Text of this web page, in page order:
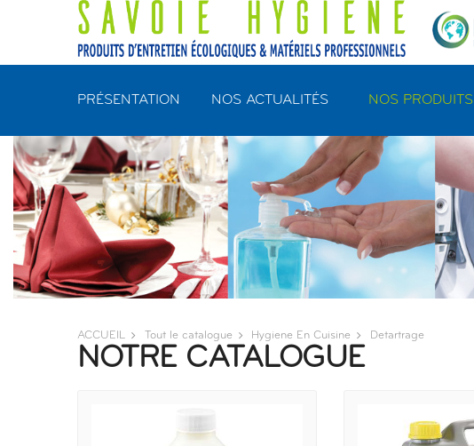
PRÉSENTATION NOS ACTUALITÉS NOS PRODUITS
ACCUEIL Tout le catalogue Hygiene En Cuisine Detartrage
NOTRE CATALOGUE
Panneau de gestion des cookies